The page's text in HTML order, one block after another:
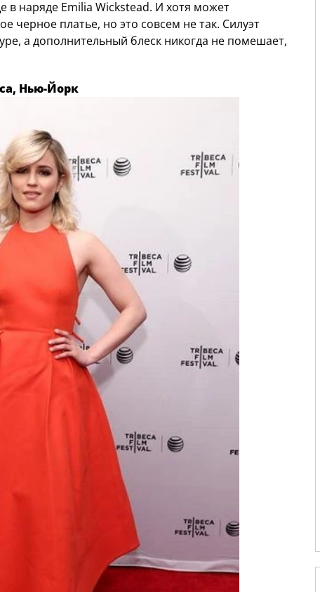
в наряде Emilia Wickstead. И хотя может
черное платье, но это совсем не так. Силуэт
а дополнительный блеск никогда не помешает,
Нью-Йорк